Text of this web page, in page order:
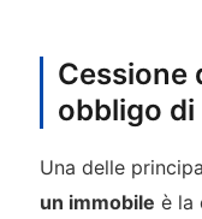
Cessione
obbligo
Una delle
un immobile è la